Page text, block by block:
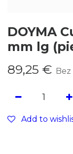
DOYMA
mm lg
89,25 € Bez
Add to